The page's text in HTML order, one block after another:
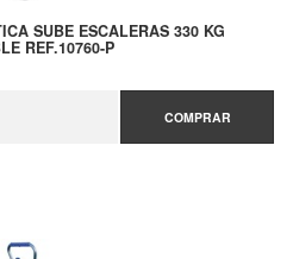
SUBE ESCALERAS 330 KG
REF.10760-P
COMPRAR